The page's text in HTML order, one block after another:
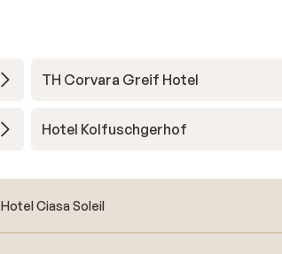
TH Corvara Greif Hotel
Hotel Kolfuschgerhof
Hotel Ciasa Soleil